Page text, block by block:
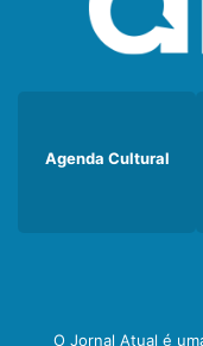
Agenda Cultural
O Jornal Atual é